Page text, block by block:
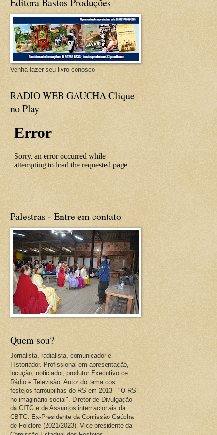
Editora Bastos Produções
Venha fazer seu livro conosco
RADIO WEB GAUCHA Clique
no Play
Palestras - Entre em contato
Quem sou?
Jornalista, radialista, comunicador e
Historiador. Profissional em apresentação,
locução, noticiador, produtor Executivo de
Rádio e Televisão. Autor do tema dos
festejos farroupilhas do RS em 2013 - "O RS
no imaginário social", Diretor de Divulgação
da CITG e de Assuntos internacionais da
CBTG. Ex-Presidente da Comissão Gaúcha
de Folclore (2021/2023). Vice-presidente da